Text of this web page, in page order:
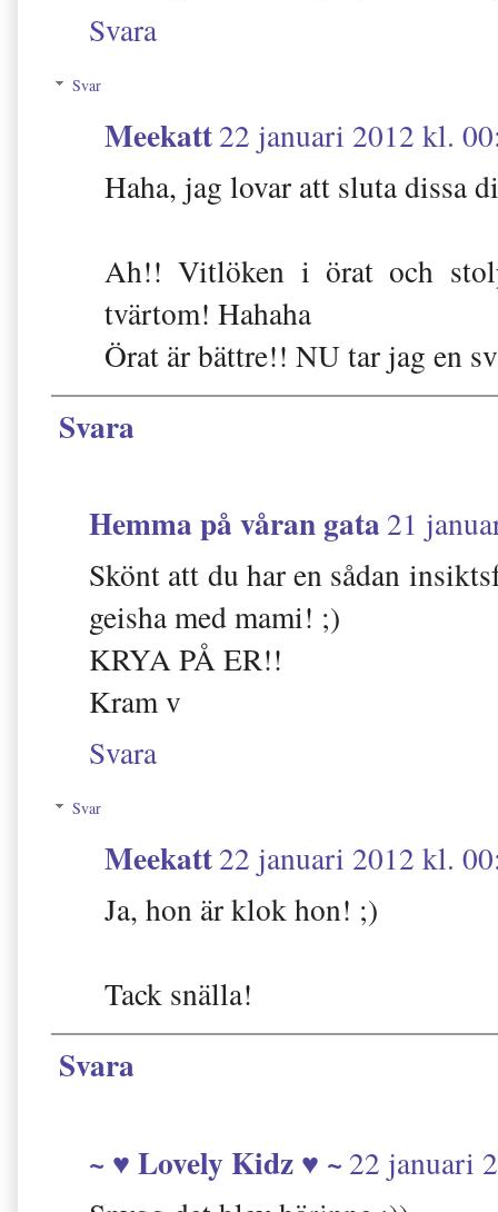
Svara
Svar
Meekatt22 januari 2012 kl.
Haha, jag lovar att sluta dissa
Ah!! Vitlöken i örat och
tvärtom! Hahaha
Örat är bättre!! NU tar jag en
Svara
Hemma på våran gata21
Skönt att du har en sådan
geisha med mami! ;)
KRYA PÅ ER!!
Kram v
Svara
Svar
Meekatt22 januari 2012 kl.
Ja, hon är klok hon! ;)
Tack snälla!
Svara
~ ♥ Lovely Kidz ♥ ~22 januari